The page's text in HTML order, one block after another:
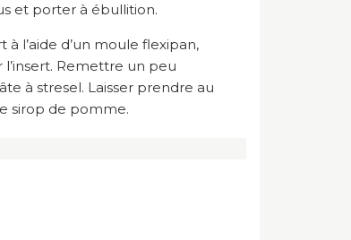
et porter à ébullition.
à l’aide d’un moule flexipan,
Remettre un peu
à stresel. Laisser prendre au
sirop de pomme.